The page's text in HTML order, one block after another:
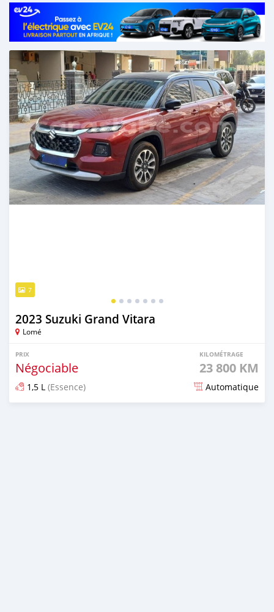
Publié il y a 9 mois
7
2023 Suzuki Grand Vitara
Lomé
PRIX
Négociable
KILOMÉTRAGE
23 800 KM
1,5 L (Essence) Automatique